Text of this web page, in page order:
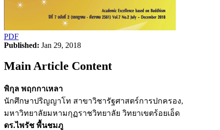
PDF
Published: Jan 29, 2018
Main Article Content
พิกุล พฤกกาเหลา
นักศึกษาปริญญาโท สาขาวิชารัฐศาสตร์การปกครอง,
มหาวิทยาลัยมหามกุฏราชวิทยาลัย วิทยาเขตร้อยเอ็ด
ดร.ไพรัช พื้นชมภู